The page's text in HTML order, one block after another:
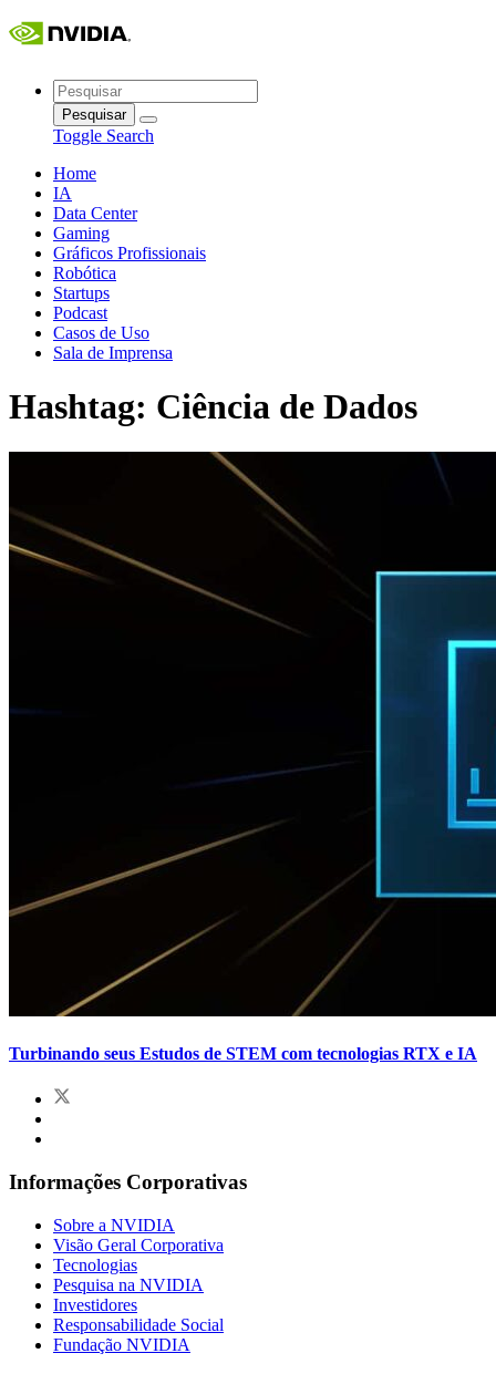
Skip
to
Pesquisar
por:
Toggle Search
Home
IA
Data Center
Gaming
Gráficos Profissionais
Robótica
Startups
Podcast
Casos de Uso
Sala de Imprensa
Hashtag: Ciência de Dados
Turbinando seus Estudos de STEM com tecnologias RTX e IA
Informações Corporativas
Sobre a NVIDIA
Visão Geral Corporativa
Tecnologias
Pesquisa na NVIDIA
Investidores
Responsabilidade Social
Fundação NVIDIA